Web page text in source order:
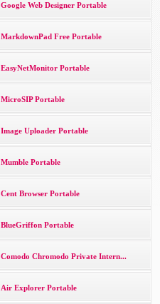
Google Web Designer Portable
MarkdownPad Free Portable
EasyNetMonitor Portable
MicroSIP Portable
Image Uploader Portable
Mumble Portable
Cent Browser Portable
BlueGriffon Portable
Comodo Chromodo Private Intern...
Air Explorer Portable